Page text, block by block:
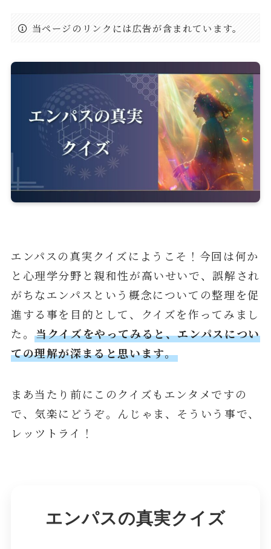
当ページのリンクには広告が含まれています。
エンパスの真実クイズにようこそ！今回は何か
と心理学分野と親和性が高いせいで、誤解され
がちなエンパスという概念についての整理を促
進する事を目的として、クイズを作ってみまし
た。当クイズをやってみると、エンパスについ
ての理解が深まると思います。
まあ当たり前にこのクイズもエンタメですの
で、気楽にどうぞ。んじゃま、そういう事で、
レッツトライ！
エンパスの真実クイズ